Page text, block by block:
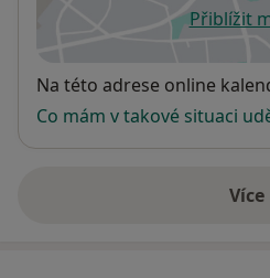
Přiblížitse
Dostupnost
Na této adrese online
Co mám v takové situaci
Více
o